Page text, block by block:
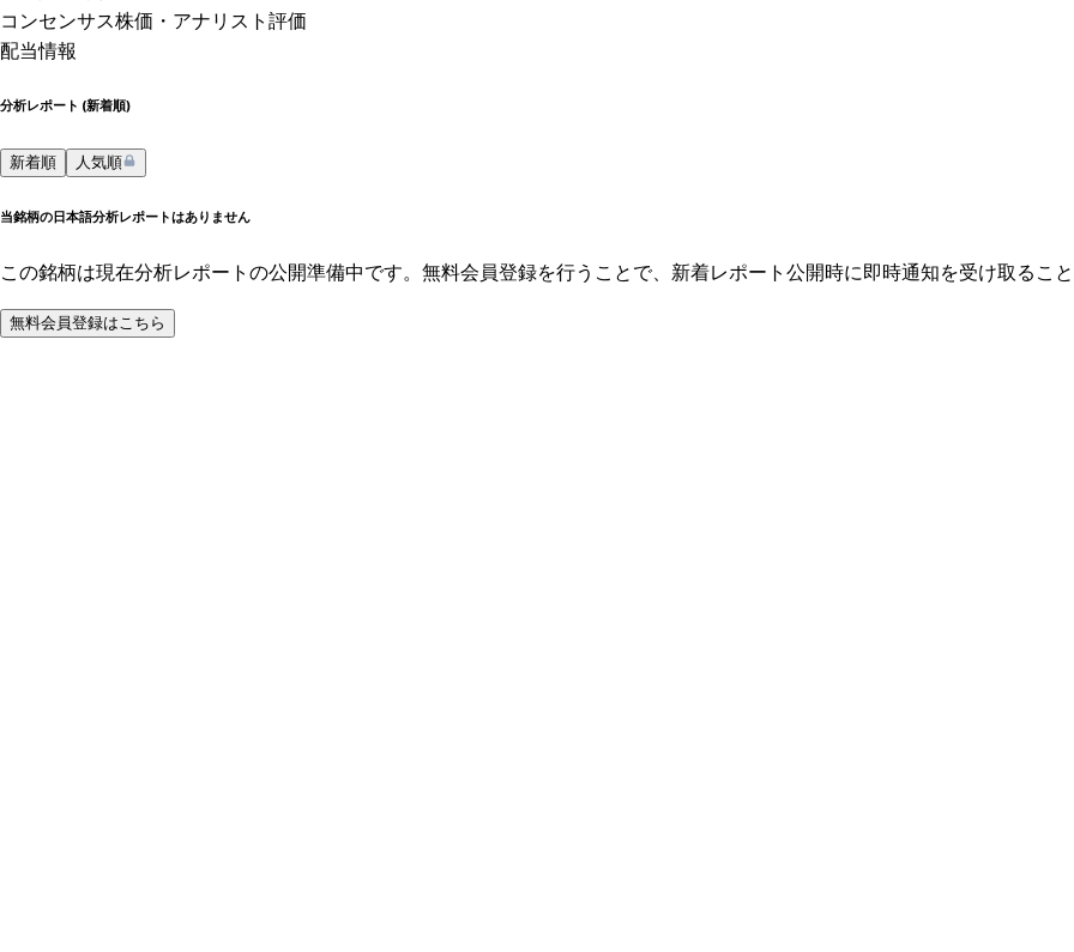
コンセンサス株価 ・アナリスト評価
配当情報
分析レポート (新着順)
新着順 人気順
当銘柄の日本語分析レポートはありません
この銘柄は現在分析レポートの公開準備中です。無料会員登録を行うことで、新着レポート公開時に即時通知を受け取ること
無料会員登録はこちら